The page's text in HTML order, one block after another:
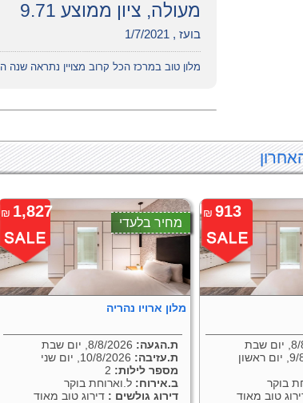
מעולה, ציון ממוצע 9.71
בועז , 1/7/2021
מלון טוב במרכז הכל קרוב מצויין נתראה שנה
913
₪
בוקר
טוב מאוד
1,827
₪
מחיר בלעדי
מלון ארויו נהריה
ת.הגעה:
ת.עזיבה: 10/8/2026, יום שני
מספר לילות:
ב.אירוח: ל.וארוחת בוקר
דירוג גולשים : דירוג טוב מאוד